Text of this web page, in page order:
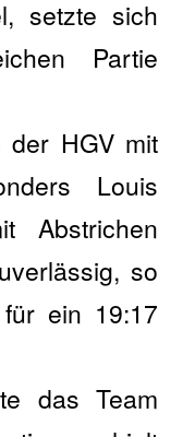
setzte sich
Partie
der HGV mit
Louis
Abstrichen
so
ein 19:17
das Team